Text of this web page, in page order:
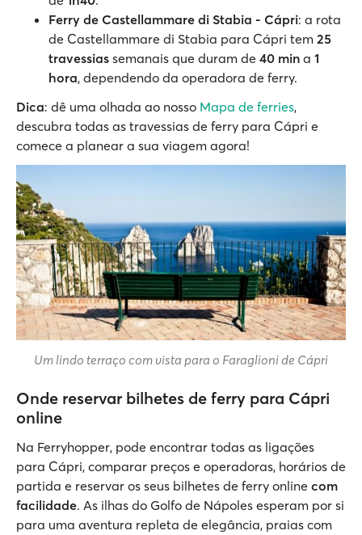
Ferry de Castellammare di Stabia - Cápri: a rota
de Castellammare di Stabia para Cápri tem 25
travessias semanais que duram de 40 min a 1
hora, dependendo da operadora de ferry.
Dica: dê uma olhada ao nosso Mapa de ferries,
descubra todas as travessias de ferry para Cápri e
comece a planear a sua viagem agora!
Um lindo terraço com vista para o Faraglioni de Cápri
Onde reservar bilhetes de ferry para Cápri
online
Na Ferryhopper, pode encontrar todas as ligações
para Cápri, comparar preços e operadoras, horários de
partida e reservar os seus bilhetes de ferry online com
facilidade. As ilhas do Golfo de Nápoles esperam por si
para uma aventura repleta de elegância, praias com